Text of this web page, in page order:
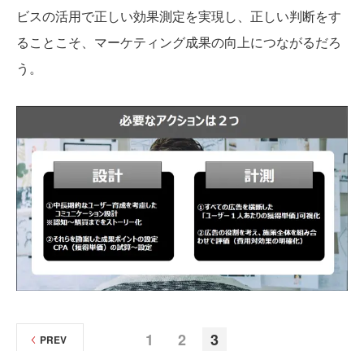
ビスの活用で正しい効果測定を実現し、正しい判断をす
ることこそ、マーケティング成果の向上につながるだろ
う。
1 2 3
PREV